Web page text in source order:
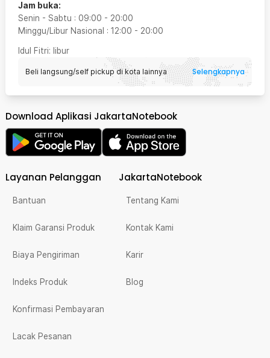
Jam buka:
Senin - Sabtu : 09:00 - 20:00
Minggu/Libur Nasional : 12:00 - 20:00
Idul Fitri: libur
Beli langsung/self pickup di kota lainnya Selengkapnya
Download Aplikasi JakartaNotebook
Layanan Pelanggan
Bantuan
Klaim Garansi Produk
Biaya Pengiriman
Indeks Produk
Konfirmasi Pembayaran
Lacak Pesanan
JakartaNotebook
Tentang Kami
Kontak Kami
Karir
Blog